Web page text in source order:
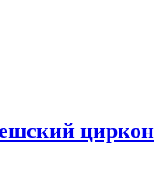
циркон